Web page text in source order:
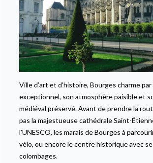
Ville d’art et d’histoire, Bourges charme
exceptionnel, son atmosphère paisible et
médiéval préservé. Avant de prendre la
pas la majestueuse cathédrale Saint-
l’UNESCO, les marais de Bourges à
vélo, ou encore le centre historique avec
colombages.